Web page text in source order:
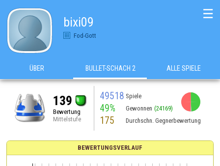
bixi09
Fod-Gott
☰
ÜBER BULLET-SCHACH 2 ALLE SPIELE
139
Bewertung
Mittelstufe
49518 Spiele
49% Gewonnen (24169)
175 Durchschn. Gegnerbewertung
BEWERTUNGSVERLAUF